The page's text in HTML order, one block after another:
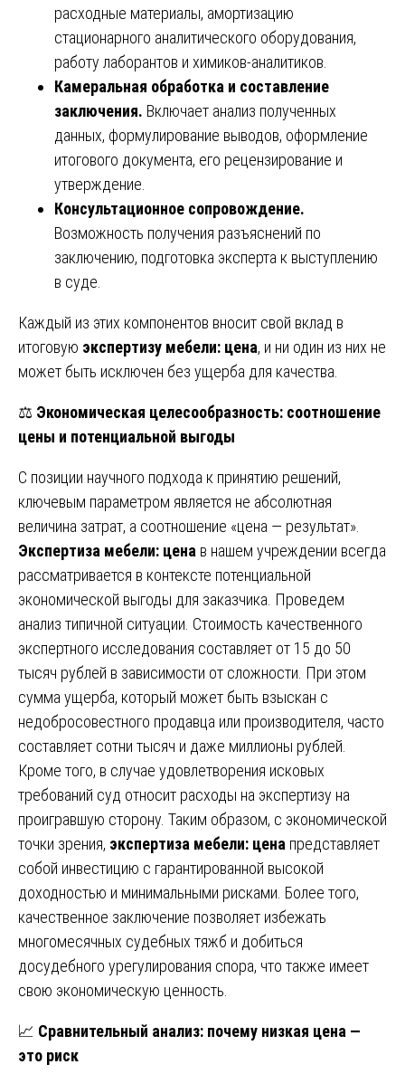
расходные материалы, амортизацию
стационарного аналитического оборудования,
работу лаборантов и химиков-аналитиков.
Камеральная обработка и составление
заключения. Включает анализ полученных
данных, формулирование выводов, оформление
итогового документа, его рецензирование и
утверждение.
Консультационное сопровождение.
Возможность получения разъяснений по
заключению, подготовка эксперта к выступлению
в суде.
Каждый из этих компонентов вносит свой вклад в
итоговую экспертизу мебели: цена, и ни один из них не
может быть исключен без ущерба для качества.
⚖️ Экономическая целесообразность: соотношение
цены и потенциальной выгоды
С позиции научного подхода к принятию решений,
ключевым параметром является не абсолютная
величина затрат, а соотношение «цена — результат».
Экспертиза мебели: цена в нашем учреждении всегда
рассматривается в контексте потенциальной
экономической выгоды для заказчика. Проведем
анализ типичной ситуации. Стоимость качественного
экспертного исследования составляет от 15 до 50
тысяч рублей в зависимости от сложности. При этом
сумма ущерба, который может быть взыскан с
недобросовестного продавца или производителя, часто
составляет сотни тысяч и даже миллионы рублей.
Кроме того, в случае удовлетворения исковых
требований суд относит расходы на экспертизу на
проигравшую сторону. Таким образом, с экономической
точки зрения, экспертиза мебели: цена представляет
собой инвестицию с гарантированной высокой
доходностью и минимальными рисками. Более того,
качественное заключение позволяет избежать
многомесячных судебных тяжб и добиться
досудебного урегулирования спора, что также имеет
свою экономическую ценность.
📈 Сравнительный анализ: почему низкая цена —
это риск